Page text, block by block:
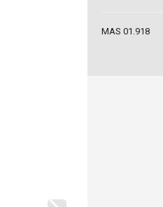
MAS 01.918